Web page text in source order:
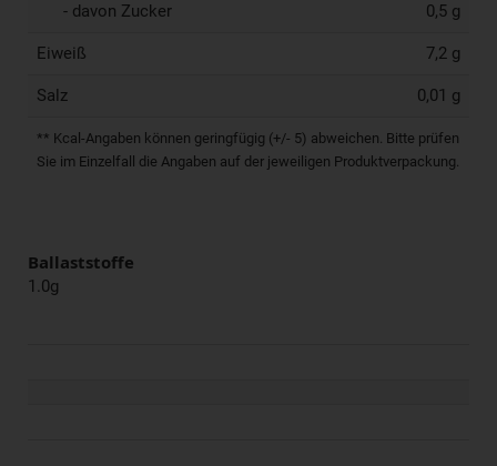
- davon Zucker 0,5 g
Eiweiß 7,2 g
Salz 0,01 g
** Kcal-Angaben können geringfügig (+/- 5) abweichen. Bitte prüfen
Sie im Einzelfall die Angaben auf der jeweiligen Produktverpackung.
Ballaststoffe
1.0g